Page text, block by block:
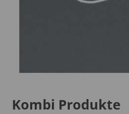
Kombi Produkte